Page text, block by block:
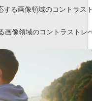
する画像領域のコントラス
画像領域のコントラストレ